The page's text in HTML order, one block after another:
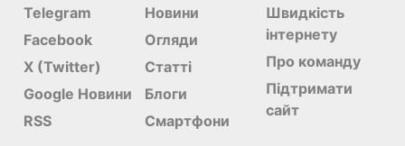
Telegram
Facebook
X (Twitter)
Google Новини
RSS
Новини
Огляди
Статті
Блоги
Смартфони
Швидкість
інтернету
Про команду
Підтримати
сайт